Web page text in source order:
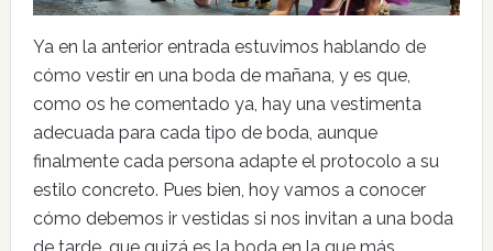
Ya en la anterior entrada estuvimos hablando de
cómo vestir en una boda de mañana, y es que,
como os he comentado ya, hay una vestimenta
adecuada para cada tipo de boda, aunque
finalmente cada persona adapte el protocolo a su
estilo concreto. Pues bien, hoy vamos a conocer
cómo debemos ir vestidas si nos invitan a una boda